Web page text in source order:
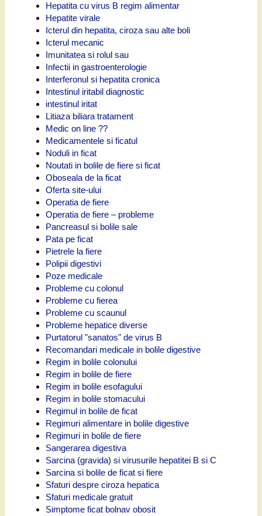
Hepatita cu virus B regim alimentar
Hepatite virale
Icterul din hepatita, ciroza sau alte boli
Icterul mecanic
Imunitatea si rolul sau
Infectii in gastroenterologie
Interferonul si hepatita cronica
Intestinul iritabil diagnostic
intestinul iritat
Litiaza biliara tratament
Medic on line ??
Medicamentele si ficatul
Noduli in ficat
Noutati in bolile de fiere si ficat
Oboseala de la ficat
Oferta site-ului
Operatia de fiere
Operatia de fiere – probleme
Pancreasul si bolile sale
Pata pe ficat
Pietrele la fiere
Polipii digestivi
Poze medicale
Probleme cu colonul
Probleme cu fierea
Probleme cu scaunul
Probleme hepatice diverse
Purtatorul "sanatos" de virus B
Recomandari medicale in bolile digestive
Regim in bolile colonului
Regim in bolile de fiere
Regim in bolile esofagului
Regim in bolile stomacului
Regimul in bolile de ficat
Regimuri alimentare in bolile digestive
Regimuri in bolile de fiere
Sangerarea digestiva
Sarcina (gravida) si virusurile hepatitei B si C
Sarcina si bolile de ficat si fiere
Sfaturi despre ciroza hepatica
Sfaturi medicale gratuit
Simptome ficat bolnav obosit